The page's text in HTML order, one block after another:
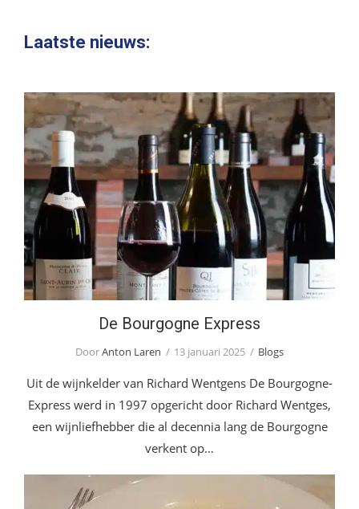
website
Laatste nieuws:
De Bourgogne Express
De Bourgogne Express
DoorAnton Laren 13 januari 2025 Blogs
Uit de wijnkelder van Richard Wentgens De Bourgogne-
Express werd in 1997 opgericht door Richard Wentges,
een wijnliefhebber die al decennia lang de Bourgogne
verkent op…